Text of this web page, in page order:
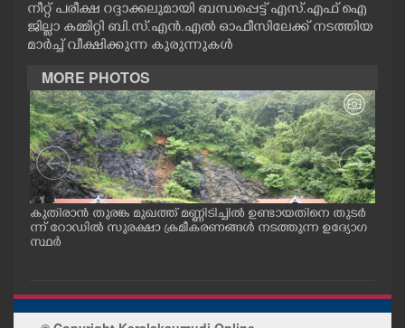
OPINION
PHOTOS
LIFESTYLE
SPIRITUAL
നീറ്റ് പരീക്ഷ റദ്ദാക്കലുമായി ബന്ധപ്പെട്ട് എസ്.എഫ് ഐ
ജില്ലാ കമ്മിറ്റി ബി.സ്.എൻ.എൽ ഓഫീസിലേക്ക് നടത്തിയ
മാർച്ച് വീക്ഷിക്കുന്ന കുരുന്നുകൾ
MORE PHOTOS
കുതിരാൻ തുരങ്ക മുഖത്ത് മണ്ണിടിച്ചിൽ ഉണ്ടായതിനെ തുടർ
ന്ന് റോഡിൽ സുരക്ഷാ ക്രമീകരണങ്ങൾ നടത്തുന്ന ഉദ്യോഗ
സ്ഥർ